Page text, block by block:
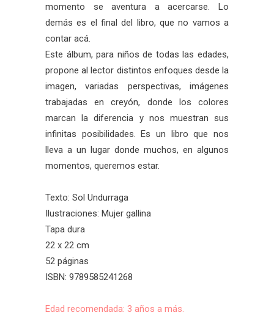
momento se aventura a acercarse. Lo
demás es el final del libro, que no vamos a
contar acá.
Este álbum, para niños de todas las edades,
propone al lector distintos enfoques desde la
imagen, variadas perspectivas, imágenes
trabajadas en creyón, donde los colores
marcan la diferencia y nos muestran sus
infinitas posibilidades. Es un libro que nos
lleva a un lugar donde muchos, en algunos
momentos, queremos estar.
Texto: Sol Undurraga
Ilustraciones: Mujer gallina
Tapa dura
22 x 22 cm
52 páginas
ISBN: 9789585241268
Edad recomendada: 3 años a más.